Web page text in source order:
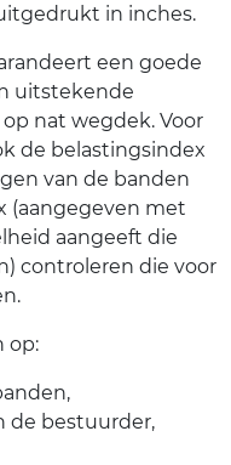
in inches.
een goede
uitstekende
nat wegdek. Voor
de belastingsindex
van de banden
(aangegeven met
aangeeft die
controleren die voor
op:
de bestuurder,